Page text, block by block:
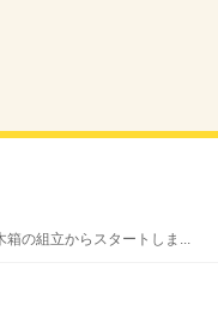
の組立からスタートしま...